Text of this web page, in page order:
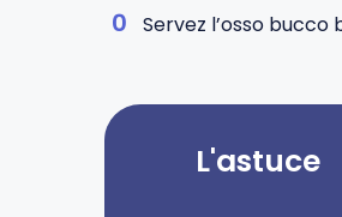
Servez l’osso
L'astuce